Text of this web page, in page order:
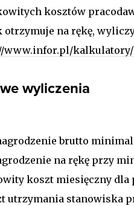
kosztów
na rękę,
www.infor.pl/kalkulatory/
wyliczenia
brutto
na rękę przy
koszt miesięczny
utrzymania stanowiska